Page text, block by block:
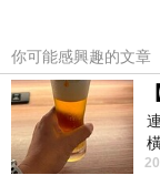
你可能感興趣的文章